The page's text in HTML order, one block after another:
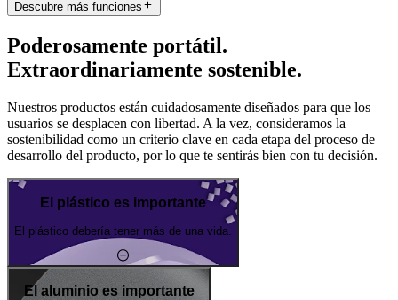
Descubre más funciones
Poderosamente portátil.
Extraordinariamente sostenible.
Nuestros productos están cuidadosamente diseñados para que los
usuarios se desplacen con libertad. A la vez, consideramos la
sostenibilidad como un criterio clave en cada etapa del proceso de
desarrollo del producto, por lo que te sentirás bien con tu decisión.
El plástico es importante
El plástico debería tener más de una vida.
El aluminio es importante